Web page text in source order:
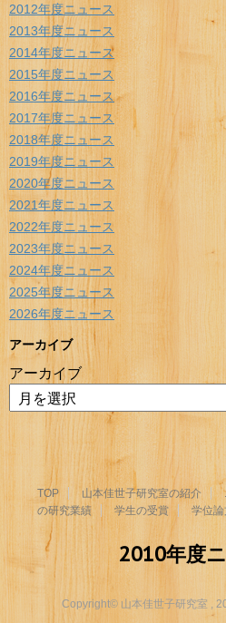
2012年度ニュース
2013年度ニュース
2014年度ニュース
2015年度ニュース
2016年度ニュース
2017年度ニュース
2018年度ニュース
2019年度ニュース
2020年度ニュース
2021年度ニュース
2022年度ニュース
2023年度ニュース
2024年度ニュース
2025年度ニュース
2026年度ニュース
アーカイブ
アーカイブ
TOP 山本佳世子研究室の紹介
の研究業績
学生の受賞 学位論
2010年度
Copyright© 山本佳世子研究室 ,